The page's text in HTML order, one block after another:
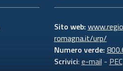
Sito web:
romagna.it/urp/
Numero verde:
Scrivici: e-mail - PEC